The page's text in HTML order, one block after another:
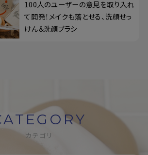
100人のユーザーの意見を取り入れ
て開発！メイクも落とせる、洗顔せっ
けん＆洗顔ブラシ
カテゴリ